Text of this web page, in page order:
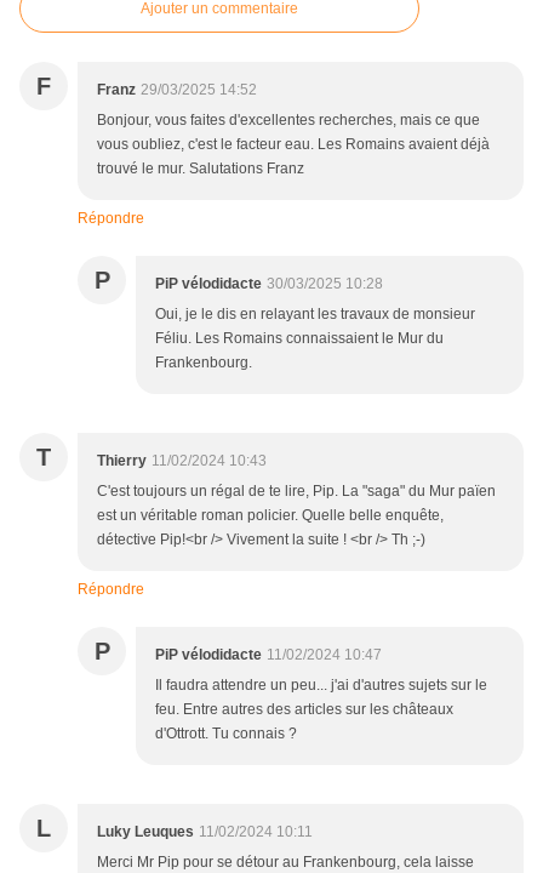
Ajouter un commentaire
F Franz 29/03/2025 14:52
Bonjour, vous faites d'excellentes recherches, mais ce que
vous oubliez, c'est le facteur eau. Les Romains avaient déjà
trouvé le mur. Salutations Franz
Répondre
P PiP vélodidacte 30/03/2025 10:28
Oui, je le dis en relayant les travaux de monsieur
Féliu. Les Romains connaissaient le Mur du
Frankenbourg.
T Thierry 11/02/2024 10:43
C'est toujours un régal de te lire, Pip. La "saga" du Mur païen
est un véritable roman policier. Quelle belle enquête,
détective Pip!<br /> Vivement la suite ! <br /> Th ;-)
Répondre
P PiP vélodidacte 11/02/2024 10:47
Il faudra attendre un peu... j'ai d'autres sujets sur le
feu. Entre autres des articles sur les châteaux
d'Ottrott. Tu connais ?
L Luky Leuques 11/02/2024 10:11
Merci Mr Pip pour se détour au Frankenbourg, cela laisse